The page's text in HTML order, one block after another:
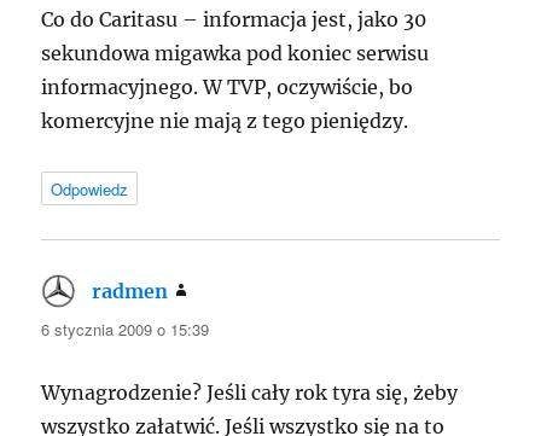
Co do Caritasu – informacja jest, jako 30
sekundowa migawka pod koniec serwisu
informacyjnego. WTVP, oczywiście, bo
komercyjne nie mają z tego pieniędzy.
Odpowiedz
radmen
6 stycznia 2009 o 15:39
Wynagrodzenie? Jeśli cały rok tyra się, żeby
wszystko załatwić. Jeśli wszystko się na to